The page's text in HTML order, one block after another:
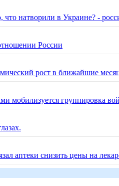
что натворили в Украине? -
России
рост в ближайшие
мобилизуется группировка
аптеки снизить цены на